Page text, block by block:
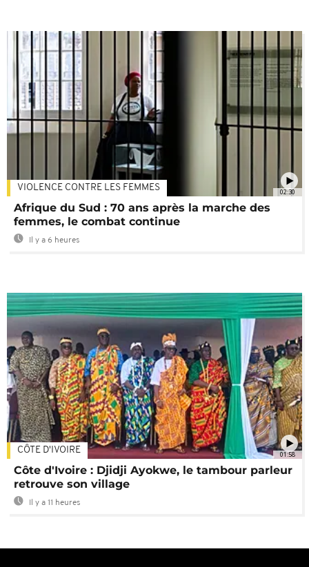
02:30
VIOLENCE CONTRE LES FEMMES
Afrique du Sud : 70 ans après la marche des
femmes, le combat continue
Il y a 6 heures
01:58
CÔTE D'IVOIRE
Côte d'Ivoire : Djidji Ayokwe, le tambour parleur
retrouve son village
Il y a 11 heures